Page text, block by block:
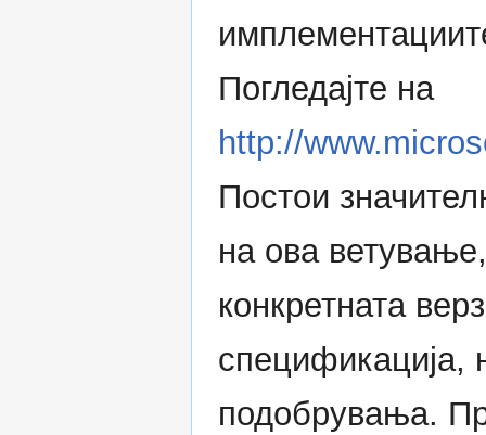
Погледајте на
http://
Постои
на ова
конкретната
спецификација,
подобрувања.